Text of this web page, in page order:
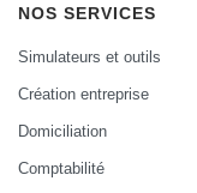
NOS SERVICES
Simulateurs et outils
Création entreprise
Domiciliation
Comptabilité